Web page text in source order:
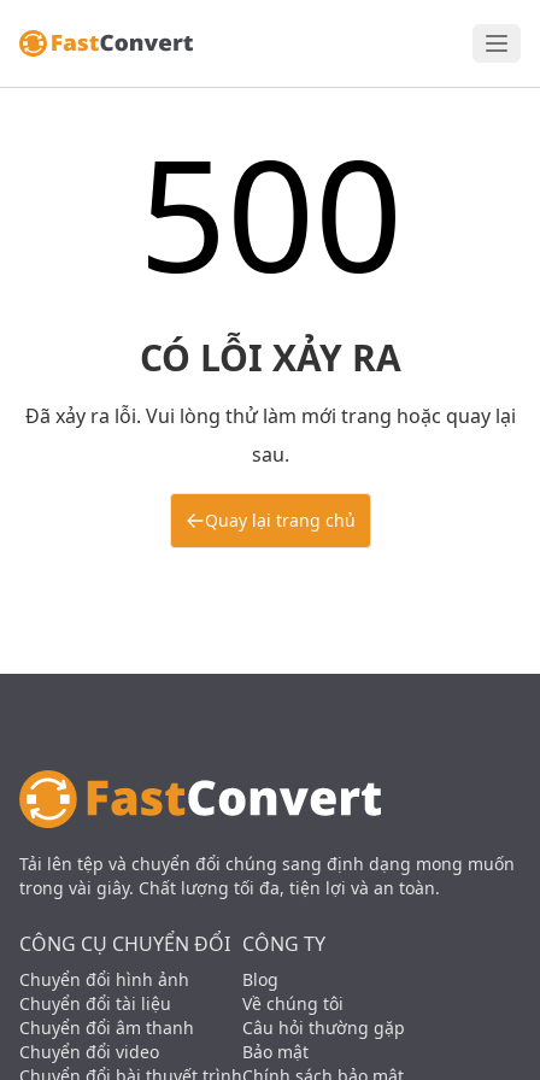
500
CÓ LỖI XẢY RA
Đã xảy ra lỗi. Vui lòng thử làm mới trang hoặc quay lại
sau.
Quay lại trang chủ
Tải lên tệp và chuyển đổi chúng sang định dạng mong muốn
trong vài giây. Chất lượng tối đa, tiện lợi và an toàn.
CÔNG CỤ CHUYỂN ĐỔI
Chuyển đổi hình ảnh
Chuyển đổi tài liệu
Chuyển đổi âm thanh
Chuyển đổi video
CÔNG TY
Blog
Về chúng tôi
Câu hỏi thường gặp
Bảo mật